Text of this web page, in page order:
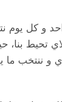
و كل يوم
تحيط
و ننتخب